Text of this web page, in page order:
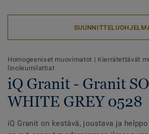
Homogeeniset muovimatot | Kierrätettävät
linoleumilattiat
iQ Granit - Granit
WHITE GREY 0528
iQ Granit on kestävä, joustava ja